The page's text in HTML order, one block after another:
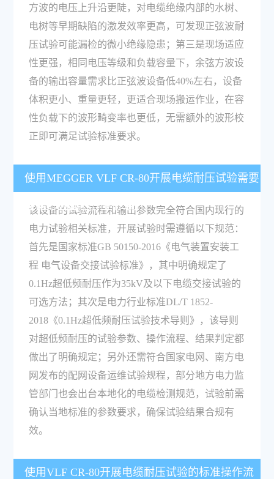
方波的电压上升沿更陡，对电缆绝缘内部的水树、
电树等早期缺陷的激发效率更高，可发现正弦波耐
压试验可能漏检的微小绝缘隐患；第三是现场适应
性更强，相同电压等级和负载容量下，余弦方波设
备的输出容量需求比正弦波设备低40%左右，设备
体积更小、重量更轻，更适合现场搬运作业，在容
性负载下的波形畸变率也更低，无需额外的波形校
正即可满足试验标准要求。
使用MEGGER VLF CR-80开展电缆耐压试验需要
遵循哪些国内行业标准？
该设备的试验流程和输出参数完全符合国内现行的
电力试验相关标准，开展试验时需遵循以下规范：
首先是国家标准GB 50150-2016《电气装置安装工
程 电气设备交接试验标准》，其中明确规定了
0.1Hz超低频耐压作为35kV及以下电缆交接试验的
可选方法；其次是电力行业标准DL/T 1852-
2018《0.1Hz超低频耐压试验技术导则》，该导则
对超低频耐压的试验参数、操作流程、结果判定都
做出了明确规定；另外还需符合国家电网、南方电
网发布的配网设备运维试验规程，部分地方电力监
管部门也会出台本地化的电缆检测规范，试验前需
确认当地标准的参数要求，确保试验结果合规有
效。
使用VLF CR-80开展电缆耐压试验的标准操作流